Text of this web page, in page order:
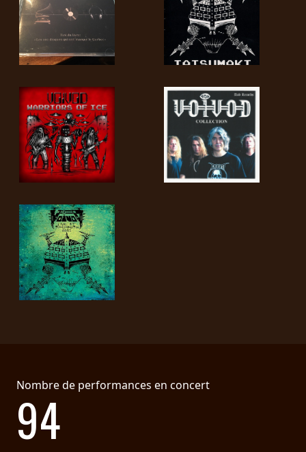
SYNCHRO
ANARCHY
LOST
MACHINE
NOTHINGFACE
DIMENSION
KILLING
TECHNOLOGY
ENGLISH
•
FRANÇAIS
Nombre de performances en concert
94